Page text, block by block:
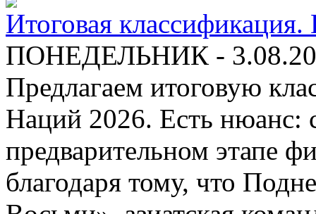
Итоговая
ПОНЕДЕЛЬНИК -
Предлагаем итоговую
Наций 2026. Есть нюанс:
предварительном этапе
благодаря тому, что